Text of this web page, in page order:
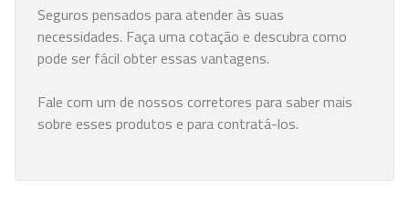
Seguros pensados para atender às suas
necessidades. Faça uma cotação e descubra como
pode ser fácil obter essas vantagens.
Fale com um de nossos corretores para saber mais
sobre esses produtos e para contratá-los.